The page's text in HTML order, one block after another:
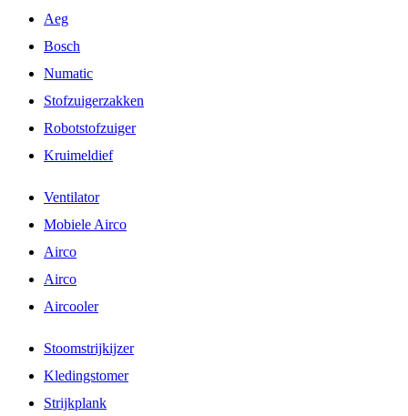
Aeg
Bosch
Numatic
Stofzuigerzakken
Robotstofzuiger
Kruimeldief
Ventilator
Mobiele Airco
Airco
Airco
Aircooler
Stoomstrijkijzer
Kledingstomer
Strijkplank